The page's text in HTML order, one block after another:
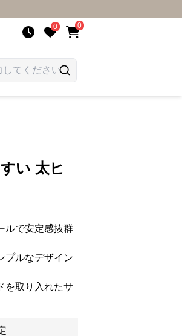
0 0
い 太ヒ
ルで安定感抜群
プルなデザイン
を取り入れたサ